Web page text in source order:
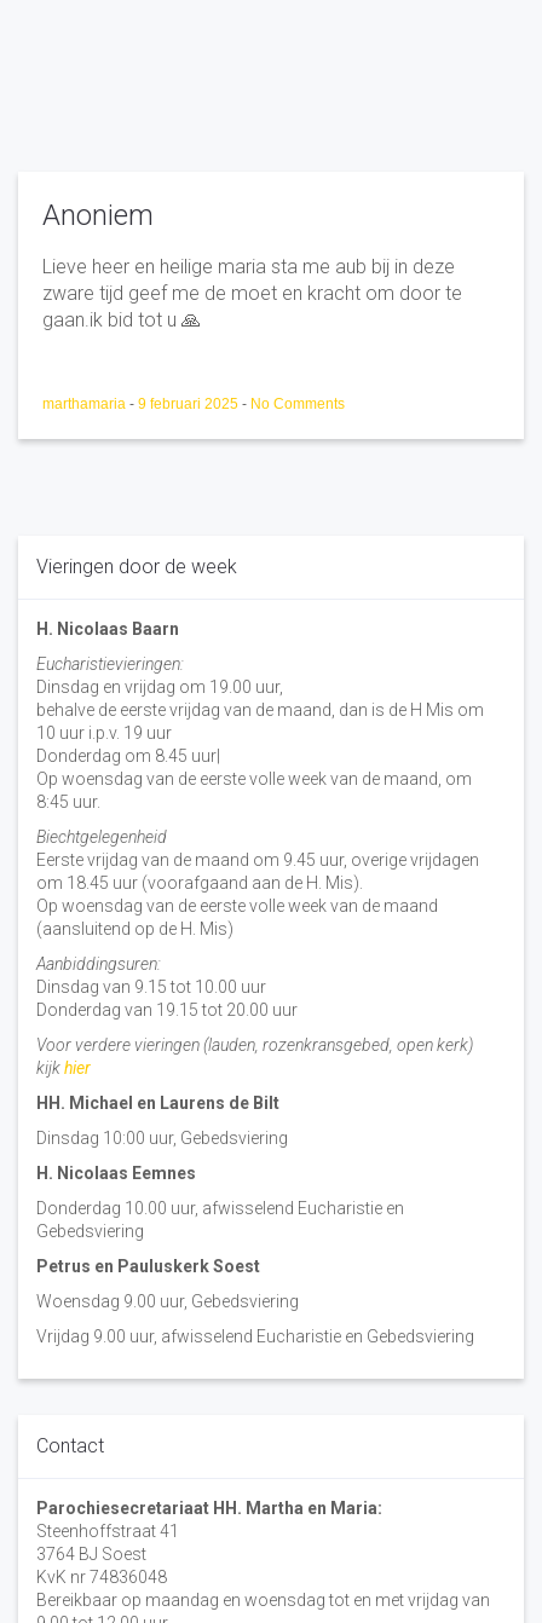
Anoniem
Lieve heer en heilige maria sta me aub bij in deze
zware tijd geef me de moet en kracht om door te
gaan.ik bid tot u 🙏
marthamaria - 9 februari 2025 - No Comments
Vieringen door de week
H. Nicolaas Baarn
Eucharistievieringen:
Dinsdag en vrijdag om 19.00 uur,
behalve de eerste vrijdag van de maand, dan is de H Mis om
10 uur i.p.v. 19 uur
Donderdag om 8.45 uur|
Op woensdag van de eerste volle week van de maand, om
8:45 uur.
Biechtgelegenheid
Eerste vrijdag van de maand om 9.45 uur, overige vrijdagen
om 18.45 uur (voorafgaand aan de H. Mis).
Op woensdag van de eerste volle week van de maand
(aansluitend op de H. Mis)
Aanbiddingsuren:
Dinsdag van 9.15 tot 10.00 uur
Donderdag van 19.15 tot 20.00 uur
Voor verdere vieringen (lauden, rozenkransgebed, open kerk)
kijkhier
HH. Michael en Laurens de Bilt
Dinsdag 10:00 uur, Gebedsviering
H. Nicolaas Eemnes
Donderdag 10.00 uur, afwisselend Eucharistie en
Gebedsviering
Petrus en Pauluskerk Soest
Woensdag 9.00 uur, Gebedsviering
Vrijdag 9.00 uur, afwisselend Eucharistie en Gebedsviering
Contact
Parochiesecretariaat HH. Martha en Maria:
Steenhoffstraat 41
3764 BJ Soest
KvK nr 74836048
Bereikbaar op maandag en woensdag tot en met vrijdag van